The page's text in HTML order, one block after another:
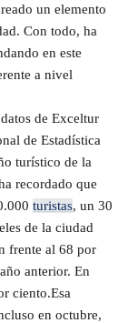
un elemento
Con todo, ha
en este
a nivel
de Exceltur
de Estadística
turístico de la
recordado que
turistas, un 30
de la ciudad
frente al 68 por
anterior. En
ciento.Esa
en octubre,